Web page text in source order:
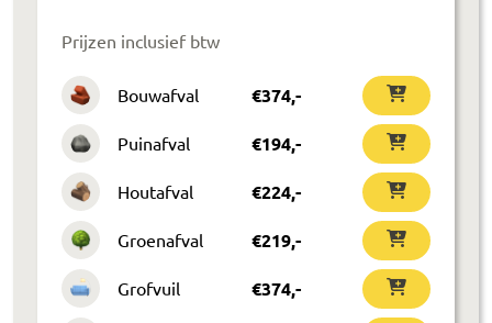
Prijzen inclusief btw
Bouwafval €374,-
Puinafval €194,-
Houtafval €224,-
Groenafval €219,-
Grofvuil €374,-